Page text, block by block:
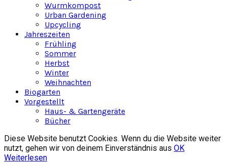
Wurmkompost
Urban Gardening
Upcycling
Jahreszeiten
Frühling
Sommer
Herbst
Winter
Weihnachten
Biogarten
Vorgestellt
Haus- & Gartengeräte
Bücher
Diese Website benutzt Cookies. Wenn du die Website weiter
nutzt, gehen wir von deinem Einverständnis aus OK
Weiterlesen